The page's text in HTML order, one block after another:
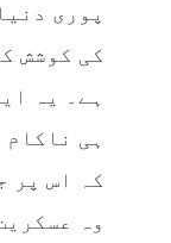
پوری
کی کوشش
ہے۔ یہ
ہی
کہ اس پر
وہ